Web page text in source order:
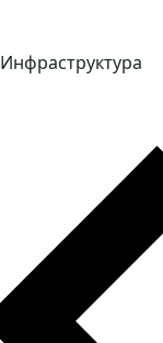
Инфраструктура